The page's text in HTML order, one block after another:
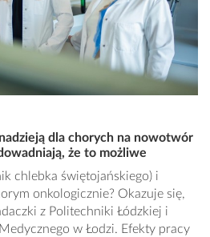
dla chorych na nowotwór
że to możliwe
chlebka świętojańskiego) i
onkologicznie? Okazuje się,
z Politechniki Łódzkiej i
w Łodzi. Efekty pracy